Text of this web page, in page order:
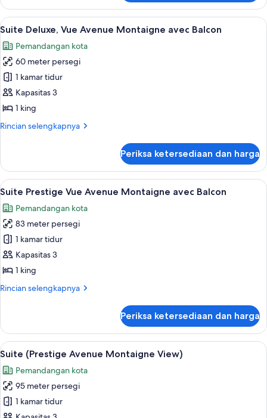
Apartemen
Lihat
semua
foto
untuk
Suite
Deluxe,
Vue
Montaigne
Suite Deluxe, Vue Avenue
6
Suite Deluxe, Vue Avenue Montaigne avec Balcon
Pemandangan kota
60 meter persegi
1 kamar tidur
Kapasitas 3
1 king
Rincian selengkapnya
Rincian
Suite
Deluxe,
Vue
Montaigne
avec
Balcon
Periksa ketersediaan dan harga
Lihat
semua
foto
untuk
Suite
Prestige
Vue
Montaigne
Suite Prestige Vue Avenue
5
Suite Prestige Vue Avenue Montaigne avec Balcon
Pemandangan kota
83 meter persegi
1 kamar tidur
Kapasitas 3
1 king
Rincian selengkapnya
Rincian
Suite
Prestige
Vue
Montaigne
avec
Balcon
Periksa ketersediaan dan harga
Lihat
semua
foto
untuk
Suite
Suite (Prestige Avenue Montaigne
4
Suite (Prestige Avenue Montaigne View)
Pemandangan kota
95 meter persegi
1 kamar tidur